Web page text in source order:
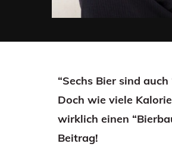
“Sechs Bier sind
Doch wie viele
wirklich einen
Beitrag!